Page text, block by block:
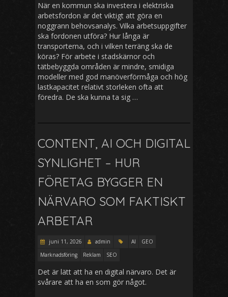
När en kommun ska investera i elektriska
arbetsfordon är det viktigt att göra en
noggrann behovsanalys. Vilka arbetsuppgifter
ska fordonen utföra? Hur långa är
transporterna, och i vilken terräng ska de
köras? För arbete i stadskärnor och
tätbebyggda områden är mindre, smidiga
modeller med god manöverförmåga och hög
lastkapacitet relativt storleken ofta att
föredra. De ska kunna ta sig …
CONTENT, AI OCH DIGITAL
SYNLIGHET – HUR
FÖRETAG BYGGER EN
NÄRVARO SOM FAKTISKT
ARBETAR
juni 11, 2026 admin AI
GEO
Marknadsföring
Reklam SEO
Det är lätt att ha en digital närvaro. Det är
svårare att ha en som gör något.